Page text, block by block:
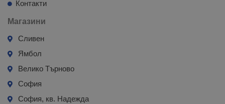
Контакти
Магазини
Сливен
Ямбол
Велико Търново
София
София, кв. Надежда